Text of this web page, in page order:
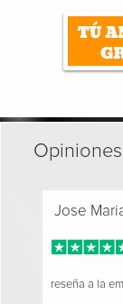
Jose
reseña a la